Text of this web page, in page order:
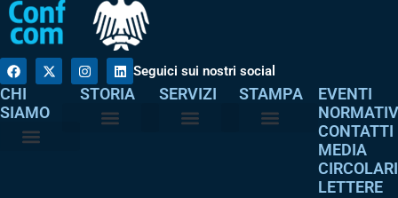
Seguici sui nostri social
CHI
SIAMO
STORIA SERVIZI STAMPA
EVENTI
CONTATTI
MEDIA
CIRCOLARI
LETTERE